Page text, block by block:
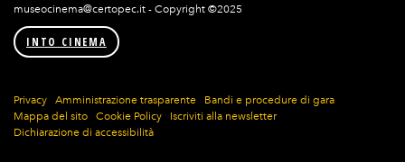
museocinema@certopec.it - Copyright ©2025
INTO CINEMA
Privacy Amministrazione trasparente
Bandi e procedure di gara
Mappa del sito
Cookie Policy
Iscriviti alla newsletter
Dichiarazione di accessibilità